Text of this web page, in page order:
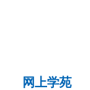
网上学苑